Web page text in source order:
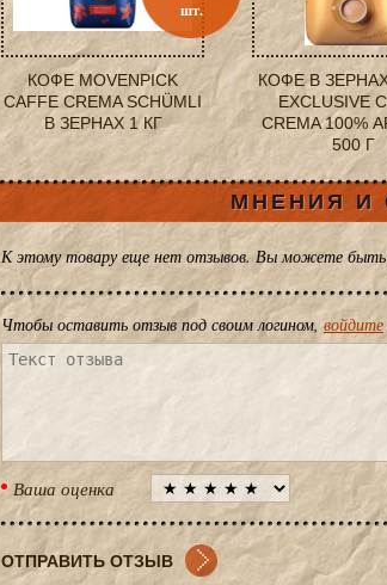
КОФЕ MOVENPICK
CAFFE CREMA SCHÜMLI
В ЗЕРНАХ 1 КГ
шт.
КОФЕ В ЗЕРНАХ
EXCLUSIVE
CREMA 100%
500 Г
МНЕНИЯ И
К этому товару еще нет отзывов. Вы можете
Чтобы оставить отзыв под своим логином,войдите
Ваша оценка